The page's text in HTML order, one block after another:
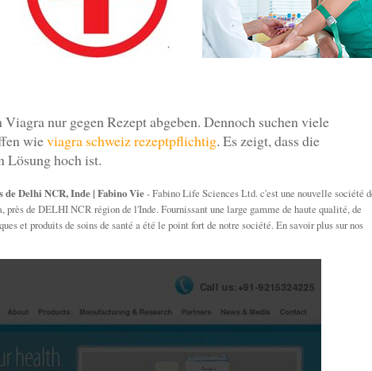
nur gegen Rezept abgeben. Dennoch suchen viele
wieviagra schweiz rezeptpflichtig. Es zeigt, dass die
Lösung hoch ist.
de Delhi NCR, Inde | Fabino Vie- Fabino Life Sciences Ltd. c'est une nouvelle société
près de DELHI NCR région de l'Inde. Fournissant une large gamme de haute qualité, de
et produits de soins de santé a été le point fort de notre société. En savoir plus sur nos